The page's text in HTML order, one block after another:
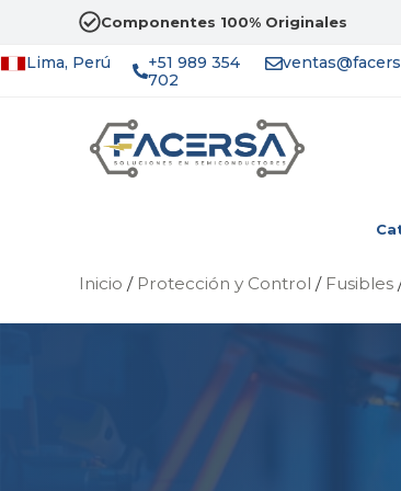
Componentes 100% Originales
Lima, Perú
+51 989 354
702
Inicio / Protección y Control / Fusibles